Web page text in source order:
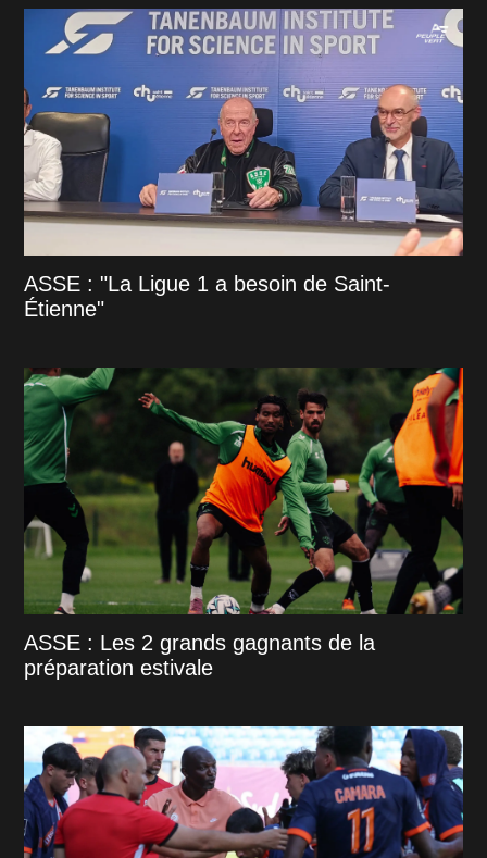
ASSE : "La Ligue 1 a besoin de Saint-
Étienne"
ASSE : Les 2 grands gagnants de la
préparation estivale